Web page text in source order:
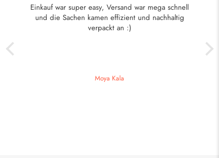
Einkauf war super easy, Versand war mega schnell
und die Sachen kamen effizient und nachhaltig
verpackt an :)
Moya Kala